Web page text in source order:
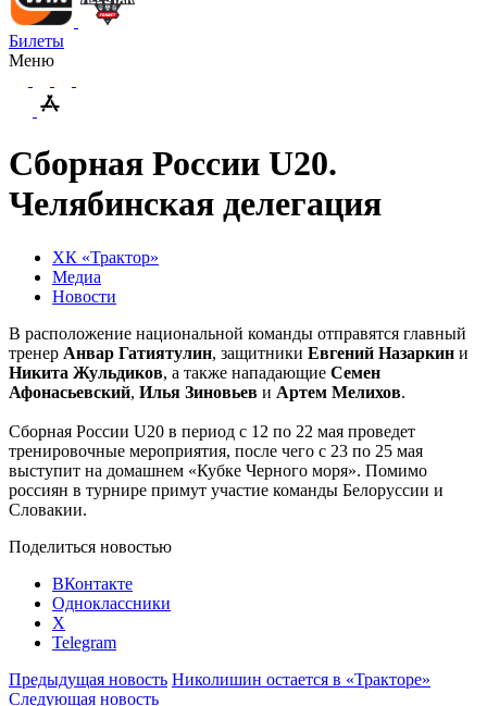
Билеты
Меню
Сборная России U20.
Челябинская делегация
ХК «Трактор»
Медиа
Новости
В расположение национальной команды отправятся главный
тренер Анвар Гатиятулин, защитники Евгений Назаркин и
Никита Жульдиков, а также нападающие Семен
Афонасьевский, Илья Зиновьев и Артем Мелихов.
Сборная России U20 в период с 12 по 22 мая проведет
тренировочные мероприятия, после чего с 23 по 25 мая
выступит на домашнем «Кубке Черного моря». Помимо
россиян в турнире примут участие команды Белоруссии и
Словакии.
Поделиться новостью
ВКонтакте
Одноклассники
X
Telegram
Предыдущая новость Николишин остается в «Тракторе»
Следующая новость